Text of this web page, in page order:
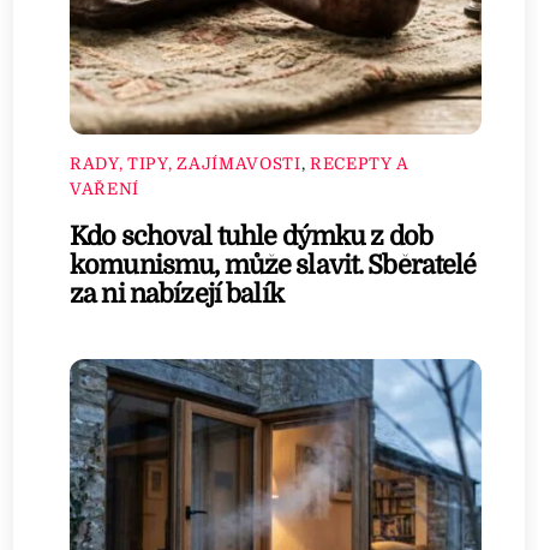
RADY, TIPY, ZAJÍMAVOSTI, RECEPTY A
VAŘENÍ
Kdo schoval tuhle dýmku z dob
komunismu, může slavit. Sběratelé
za ni nabízejí balík